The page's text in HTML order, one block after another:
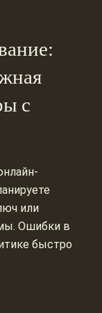
с
или
Ошибки в
быстро